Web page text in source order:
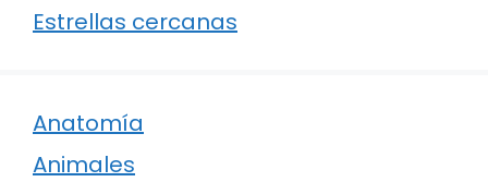
Estrellas cercanas
Anatomía
Animales